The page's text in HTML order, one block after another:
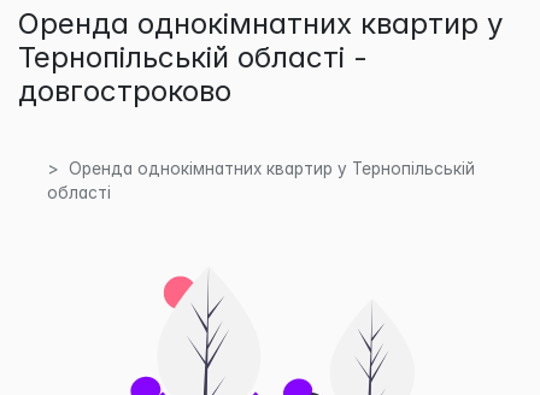
Оренда однокімнатних квартир у
Тернопільській області -
довгостроково
Оренда однокімнатних квартир у Тернопільській
області